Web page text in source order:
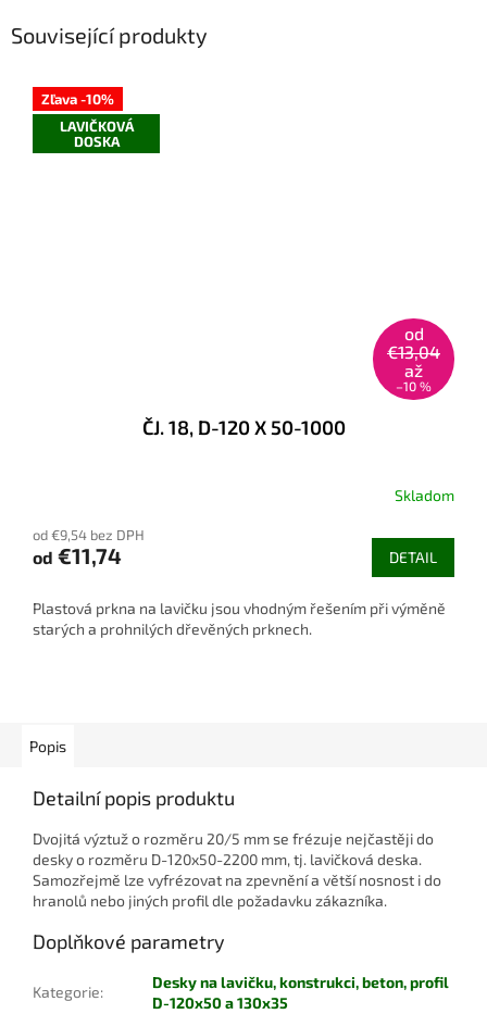
Související produkty
Zľava -10%
LAVIČKOVÁ
DOSKA
od
€13,04
až
–10 %
ČJ. 18, D-120 X 50-1000
Skladom
od €9,54 bez DPH
od €11,74 DETAIL
Plastová prkna na lavičku jsou vhodným řešením při výměně
starých a prohnilých dřevěných prknech.
Popis
Detailní popis produktu
Dvojitá výztuž o rozměru 20/5 mm se frézuje nejčastěji do
desky o rozměru D-120x50-2200 mm, tj. lavičková deska.
Samozřejmě lze vyfrézovat na zpevnění a větší nosnost i do
hranolů nebo jiných profil dle požadavku zákazníka.
Doplňkové parametry
Kategorie:
Desky na lavičku, konstrukci, beton, profil
D-120x50 a 130x35